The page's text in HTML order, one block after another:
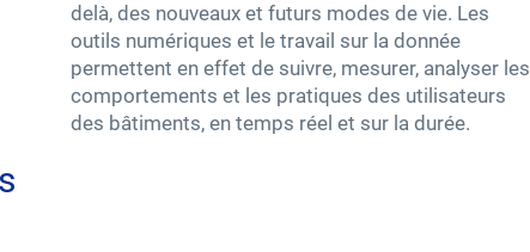
delà, des nouveaux et futurs modes de vie. Les
outils numériques et le travail sur la donnée
permettent en effet de suivre, mesurer, analyser les
comportements et les pratiques des utilisateurs
des bâtiments, en temps réel et sur la durée.